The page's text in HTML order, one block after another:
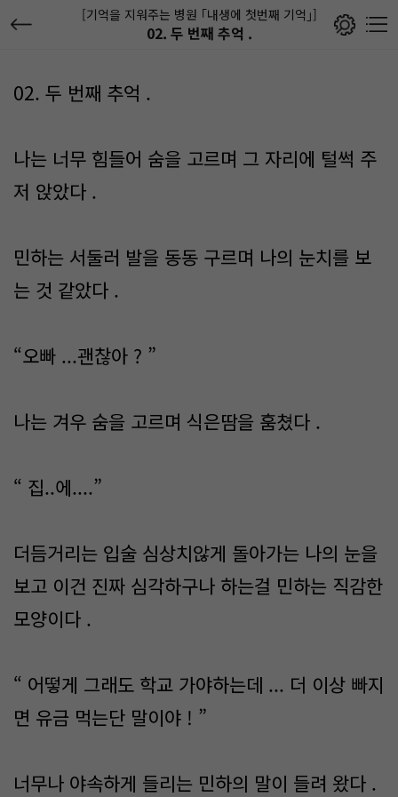
[기억을 지워주는 병원 ｢내생에 첫번째 기억｣]
02. 두 번째 추억 .
02. 두 번째 추억 .
나는 너무 힘들어 숨을 고르며 그 자리에 털썩 주
저 앉았다 .
민하는 서둘러 발을 동동 구르며 나의 눈치를 보
는 것 같았다 .
“오빠 ...괜찮아 ? ”
나는 겨우 숨을 고르며 식은땀을 훔쳤다 .
“ 집..에....”
더듬거리는 입술 심상치않게 돌아가는 나의 눈을
보고 이건 진짜 심각하구나 하는걸 민하는 직감한
모양이다 .
“ 어떻게 그래도 학교 가야하는데 ... 더 이상 빠지
면 유금 먹는단 말이야 ! ”
너무나 야속하게 들리는 민하의 말이 들려 왔다 .